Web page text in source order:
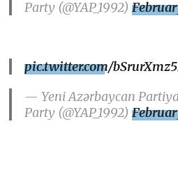
Party (@YAP_1992)
pic.twitter.com/
— Yeni Azərbaycan
Party (@YAP_1992)